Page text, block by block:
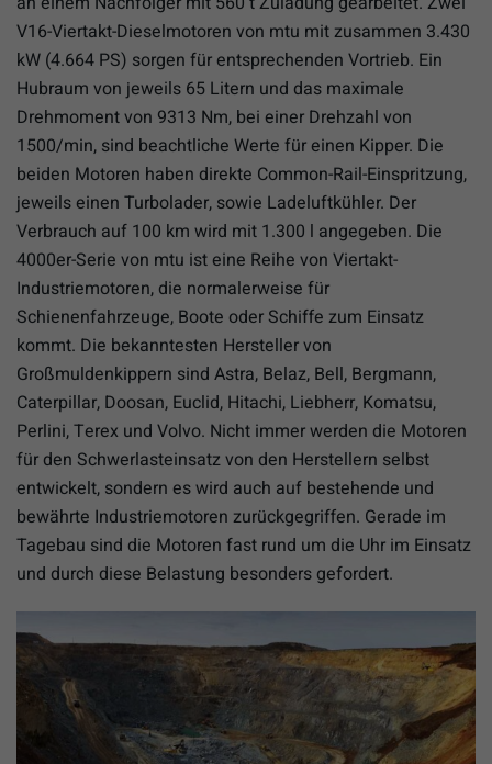
V16-Viertakt-Dieselmotoren von mtu mit zusammen 3.430
kW (4.664 PS) sorgen für entsprechenden Vortrieb. Ein
Hubraum von jeweils 65 Litern und das maximale
Drehmoment von 9313 Nm, bei einer Drehzahl von
1500/min, sind beachtliche Werte für einen Kipper. Die
beiden Motoren haben direkte Common-Rail-Einspritzung,
jeweils einen Turbolader, sowie Ladeluftkühler. Der
Verbrauch auf 100 km wird mit 1.300 l angegeben. Die
4000er-Serie von mtu ist eine Reihe von Viertakt-
Industriemotoren, die normalerweise für
Schienenfahrzeuge, Boote oder Schiffe zum Einsatz
kommt. Die bekanntesten Hersteller von
Großmuldenkippern sind Astra, Belaz, Bell, Bergmann,
Caterpillar, Doosan, Euclid, Hitachi, Liebherr, Komatsu,
Perlini, Terex und Volvo. Nicht immer werden die Motoren
für den Schwerlasteinsatz von den Herstellern selbst
entwickelt, sondern es wird auch auf bestehende und
bewährte Industriemotoren zurückgegriffen. Gerade im
Tagebau sind die Motoren fast rund um die Uhr im Einsatz
und durch diese Belastung besonders gefordert.